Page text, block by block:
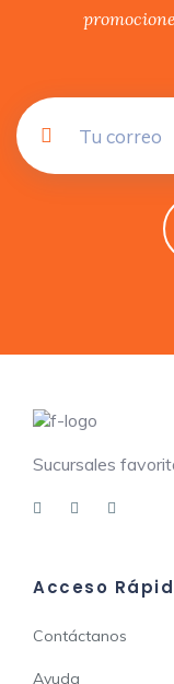
Sucursales
Acceso
Contáctanos
Ayuda